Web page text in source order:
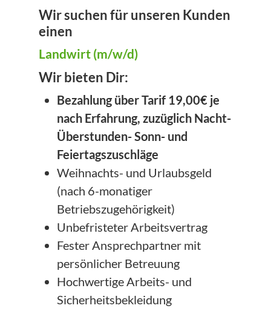
Wir suchen für unseren Kunden
einen
Landwirt (m/w/d)
Wir bieten Dir:
Bezahlung über Tarif 19,00€ je
nach Erfahrung, zuzüglich Nacht-
Überstunden- Sonn- und
Feiertagszuschläge
Weihnachts- und Urlaubsgeld
(nach 6-monatiger
Betriebszugehörigkeit)
Unbefristeter Arbeitsvertrag
Fester Ansprechpartner mit
persönlicher Betreuung
Hochwertige Arbeits- und
Sicherheitsbekleidung